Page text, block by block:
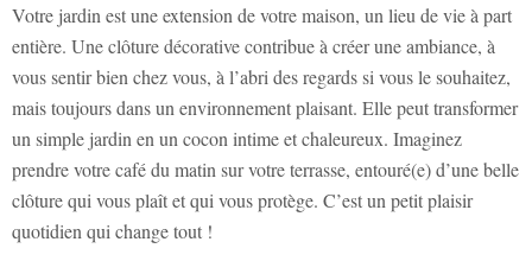
Votre jardin est une extension de votre maison, un lieu de vie à part
entière. Une clôture décorative contribue à créer une ambiance, à
vous sentir bien chez vous, à l’abri des regards si vous le souhaitez,
mais toujours dans un environnement plaisant. Elle peut transformer
un simple jardin en un cocon intime et chaleureux. Imaginez
prendre votre café du matin sur votre terrasse, entouré(e) d’une belle
clôture qui vous plaît et qui vous protège. C’est un petit plaisir
quotidien qui change tout !